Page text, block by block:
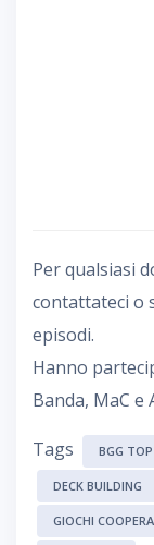
Per qualsiasi
contattateci o
episodi.
Hanno
Banda, MaC e
Tags BGG
DECK BUILDING
GIOCHI